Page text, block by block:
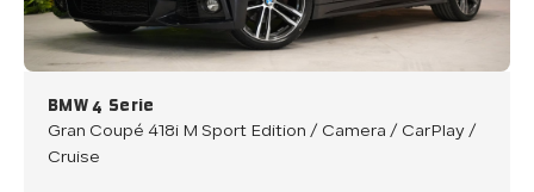
BMW 4 Serie
Gran Coupé 418i M Sport Edition / Camera / CarPlay /
Cruise